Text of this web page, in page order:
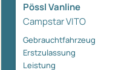
Pössl Vanline
Campstar VITO
Gebrauchtfahrzeug
Erstzulassung
Leistung